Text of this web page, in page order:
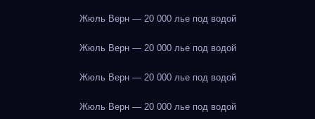
Жюль Верн — 20 000 лье под водой
Жюль Верн — 20 000 лье под водой
Жюль Верн — 20 000 лье под водой
Жюль Верн — 20 000 лье под водой